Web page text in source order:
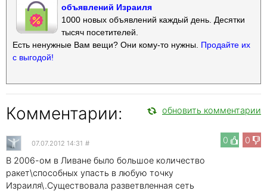
объявлений Израиля
1000 новых объявлений каждый день. Десятки
тысяч посетителей.
Есть ненужные Вам вещи? Они кому-то нужны. Продайте их
с выгодой!
Комментарии: обновить комментарии
0 0
07.07.2012 14:31 #
В 2006-ом в Ливане было большое количество
ракет\способных упасть в любую точку
Израиля\.Существовала разветвленная сеть